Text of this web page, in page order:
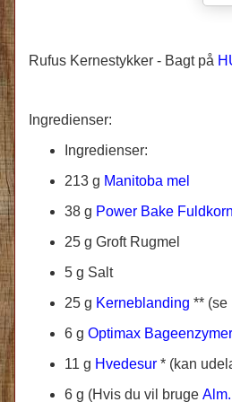
Rufus Kernestykker - Bagt på
Ingredienser:
Ingredienser:
213 g Manitoba mel
38 g Power Bake
25 g Groft Rugmel
5 g Salt
25 g Kerneblanding ** (se
6 g Optimax Bageenzymer
11 g Hvedesur * (kan
6 g (Hvis du vil bruge